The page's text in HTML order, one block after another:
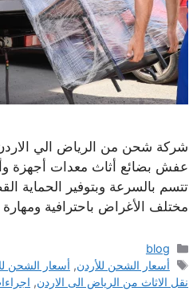
شركة شحن من الرياض الي
عفش بضائع أثاث معدات أجهزة
تتسم بالسرعة وبتوفير الحماية
مختلف الأغراض باحترافية ومهارة
التصنيفات
blog
الوسوم
أسعار الشحن للأردن, أسعار الشحن
نقل الاثاث من الرياض الى الاردن,